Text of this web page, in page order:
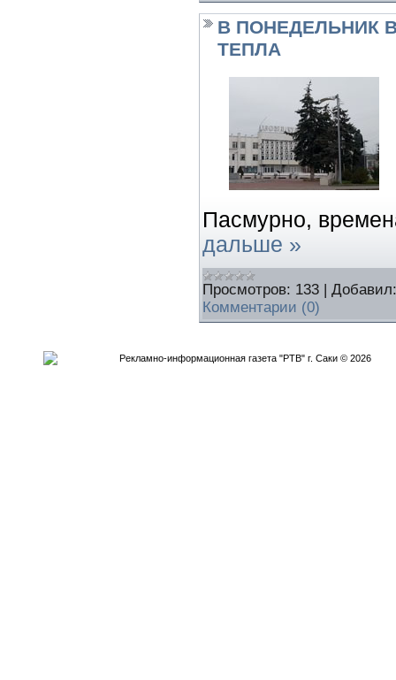
В ПОНЕДЕЛЬНИК
ТЕПЛА
Пасмурно,
дальше »
Просмотров: 133
Добавил:
Комментарии (0)
Рекламно-информационная газета "РТВ" г. Саки © 2026